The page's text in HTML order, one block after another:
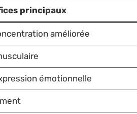
principaux
améliorée
émotionnelle